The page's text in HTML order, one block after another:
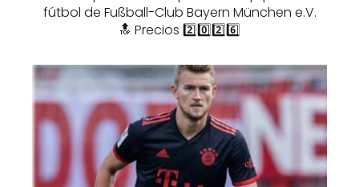
fútbol de Fußball-Club Bayern München e.V.
🔝 Precios 2️⃣0️⃣2️⃣6️⃣